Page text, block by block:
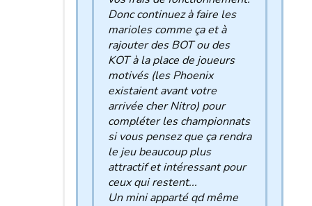
Donc continuez à faire les
marioles comme ça et à
rajouter des BOT ou des
KOT à la place de joueurs
motivés (les Phoenix
existaient avant votre
arrivée cher Nitro) pour
compléter les championnats
si vous pensez que ça rendra
le jeu beaucoup plus
attractif et intéressant pour
ceux qui restent...
Un mini apparté qd même